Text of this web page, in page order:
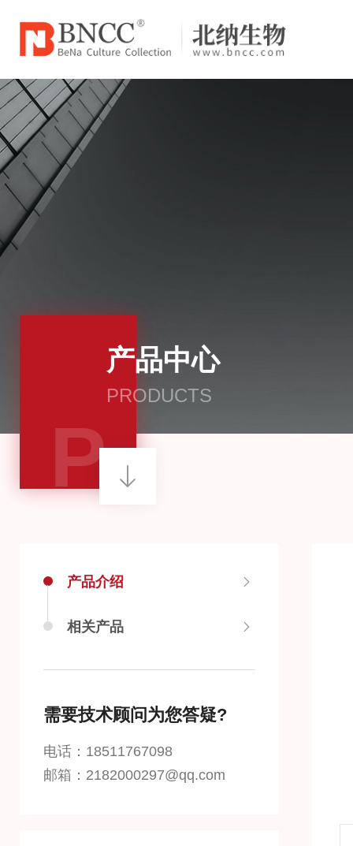
产品中心
PRODUCTS
P
产品介绍
相关产品
需要技术顾问为您答疑?
电话：18511767098
邮箱：2182000297@qq.com